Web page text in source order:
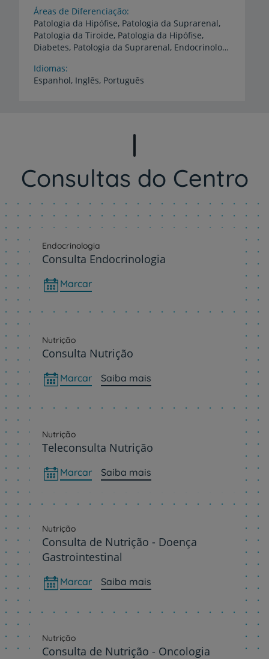
Áreas de Diferenciação
Patologia da Hipófise, Patologia da Suprarenal,
Patologia da Tiroide, Patologia da Hipófise,
Diabetes, Patologia da Suprarenal, Endocrinologia Pediátrica, Metabolismo do Cálcio,
Idiomas
Espanhol, Inglês, Português
Consultas do Centro
Endocrinologia
Consulta Endocrinologia
Marcar
Nutrição
Consulta Nutrição
Marcar Saiba mais
Nutrição
Teleconsulta Nutrição
Marcar Saiba mais
Nutrição
Consulta de Nutrição - Doença
Gastrointestinal
Marcar Saiba mais
Nutrição
Consulta de Nutrição - Oncologia